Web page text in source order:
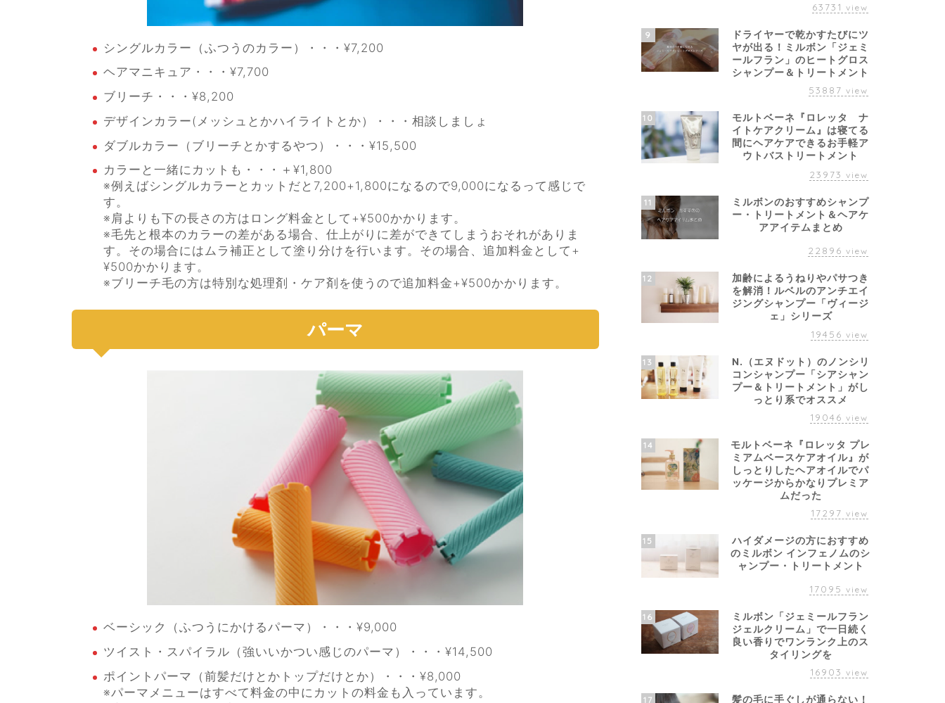
シングルカラー（ふつうのカラー）・・・¥7,200
ヘアマニキュア・・・¥7,700
ブリーチ・・・¥8,200
デザインカラー(メッシュとかハイライトとか）・・・相談しましょ
ダブルカラー（ブリーチとかするやつ）・・・¥15,500
カラーと一緒にカットも・・・＋¥1,800
※例えばシングルカラーとカットだと7,200+1,800になるので9,000になるって感じで
す。
※肩よりも下の長さの方はロング料金として+¥500かかります。
※毛先と根本のカラーの差がある場合、仕上がりに差ができてしまうおそれがありま
す。その場合にはムラ補正として塗り分けを行います。その場合、追加料金として+
¥500かかります。
※ブリーチ毛の方は特別な処理剤・ケア剤を使うので追加料金+¥500かかります。
パーマ
ベーシック（ふつうにかけるパーマ）・・・¥9,000
ツイスト・スパイラル（強いいかつい感じのパーマ）・・・¥14,500
ポイントパーマ（前髪だけとかトップだけとか）・・・¥8,000
※パーマメニューはすべて料金の中にカットの料金も入っています。
63731 view
9
ドライヤーで乾かすたびにツ
ヤが出る！ミルボン「ジェミ
ールフラン」のヒートグロス
シャンプー＆トリートメント
53887 view
10
モルトベーネ『ロレッタ ナ
イトケアクリーム』は寝てる
間にヘアケアできるお手軽ア
ウトバストリートメント
23973 view
11
ミルボンのおすすめシャンプ
ー・トリートメント＆ヘアケ
アアイテムまとめ
22896 view
12
加齢によるうねりやパサつき
を解消！ルベルのアンチエイ
ジングシャンプー「ヴィージ
ェ」シリーズ
19456 view
13
N.（エヌドット）のノンシリ
コンシャンプー「シアシャン
プー＆トリートメント」がし
っとり系でオススメ
19046 view
14
モルトベーネ『ロレッタ プレ
ミアムベースケアオイル』が
しっとりしたヘアオイルでパ
ッケージからかなりプレミア
ムだった
17297 view
15
ハイダメージの方におすすめ
のミルボン インフェノムのシ
ャンプー・トリートメント
17095 view
16
ミルボン「ジェミールフラン
ジェルクリーム」で一日続く
良い香りでワンランク上のス
タイリングを
16903 view
17 髪の毛に手ぐしが通らない！